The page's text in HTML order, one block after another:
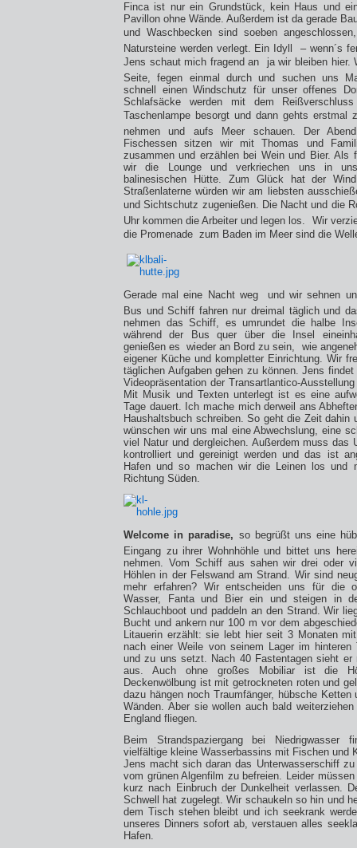
Finca ist nur ein Grundstück, kein Haus und
Pavillon ohne Wände. Außerdem ist da gerade
und Waschbecken sind soeben
Natursteine werden verlegt. Ein Idyll
– wenn´s
Jens schaut mich fragend an  ja wir bleiben hier.
Seite, fegen einmal durch und suchen uns
schnell einen Windschutz für unser offenes
Schlafsäcke werden mit dem
Taschenlampe besorgt und dann gehts erstmal
nehmen und aufs Meer schauen. Der
Fischessen sitzen wir mit Thomas und
zusammen und erzählen bei Wein und Bier. Als
wir die Lounge und verkriechen uns in
balinesischen Hütte. Zum Glück hat der
Straßenlaterne würden wir am liebsten
und Sichtschutz zugenießen. Die Nacht und die
Uhr kommen die Arbeiter und legen los.
Wir
die Promenade  zum Baden im Meer sind die
Gerade mal eine Nacht weg  und wir sehnen
Bus und Schiff fahren nur dreimal täglich und
nehmen das Schiff, es umrundet die halbe
während der Bus quer über die Insel
genießen es
wieder an Bord zu sein,
wie
eigener Küche und kompletter Einrichtung. Wir
täglichen Aufgaben gehen zu können. Jens
Videopräsentation der Transartlantico-
Mit Musik und Texten unterlegt ist es eine
Tage dauert. Ich mache mich derweil ans
Haushaltsbuch schreiben. So geht die Zeit dahin
wünschen wir uns mal eine Abwechslung, eine
viel Natur und dergleichen. Außerdem muss das
kontrolliert und gereinigt werden und das ist
Hafen und so machen wir die Leinen los und
Richtung Süden.
Welcome in paradise, so begrüßt uns eine
Eingang zu ihrer Wohnhöhle und bittet uns
nehmen. Vom Schiff aus sahen wir drei oder
Höhlen in der Felswand am Strand. Wir sind
mehr erfahren? Wir entscheiden uns für die
Wasser, Fanta und Bier ein und steigen in
Schlauchboot und paddeln an den Strand. Wir
Bucht und ankern nur 100 m vor dem
Litauerin erzählt: sie lebt hier seit 3 Monaten
nach einer Weile von seinem Lager im hinteren
und zu uns setzt. Nach 40 Fastentagen sieht er
aus. Auch ohne großes Mobiliar ist die
Deckenwölbung ist mit getrockneten roten und
dazu hängen noch Traumfänger, hübsche
Wänden. Aber sie wollen auch bald
England fliegen.
Beim Strandspaziergang bei Niedrigwasser
vielfältige kleine Wasserbassins mit Fischen und
Jens macht sich daran das Unterwasserschiff
vom grünen Algenfilm zu befreien. Leider
kurz nach Einbruch der Dunkelheit verlassen.
Schwell hat zugelegt. Wir schaukeln so hin und
dem Tisch stehen bleibt und ich seekrank
unseres Dinners sofort ab, verstauen alles
Hafen.